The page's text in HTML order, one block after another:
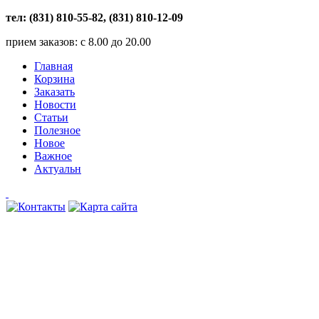
тел: (831) 810-55-82, (831) 810-12-09
прием заказов: с 8.00 до 20.00
Главная
Корзина
Заказать
Новости
Статьи
Полезное
Новое
Важное
Актуальн